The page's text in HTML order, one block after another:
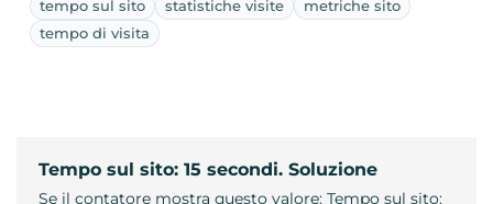
tempo sul sito statistiche visite
metriche sito
tempo di visita
Tempo sul sito: 15 secondi. Soluzione
Se il contatore mostra questo valore: Tempo sul sito: